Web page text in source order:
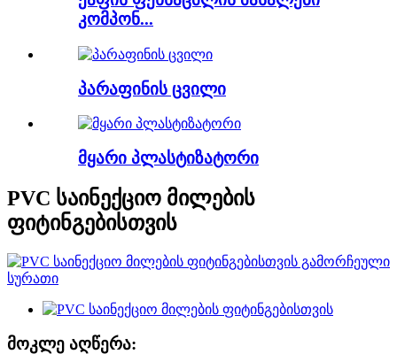
კომპონ...
პარაფინის ცვილი
მყარი პლასტიზატორი
PVC საინექციო მილების
ფიტინგებისთვის
მოკლე აღწერა: